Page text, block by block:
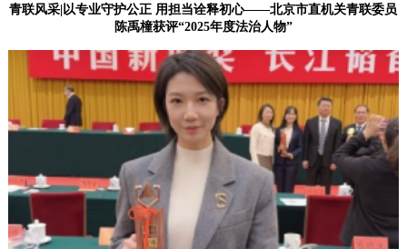
青联风采|以专业守护公正 用担当诠释初心——北京市直机关青联委员
陈禹橦获评“2025年度法治人物”